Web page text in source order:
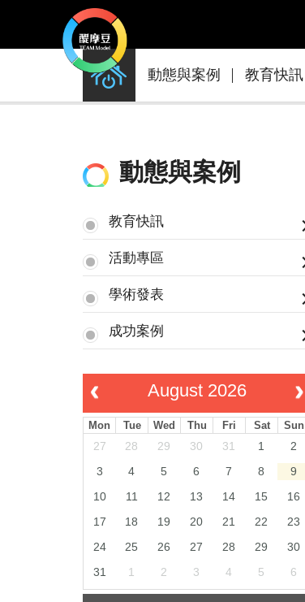
動態與案例 教育快訊
動態與案例
教育快訊
活動專區
學術發表
成功案例
August 2026
Mon Tue Wed Thu Fri Sat Sun
27 28 29 30 31 1
2
3
4 5 6 7 8
9
10
11 12 13 14 15
16
17
18 19 20 21 22
23
24
25 26 27 28 29
30
31
1 2 3 4 5 6